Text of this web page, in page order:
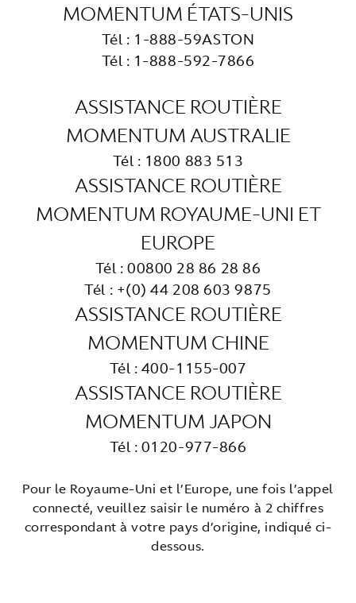
MOMENTUM ÉTATS-UNIS
Tél : 1-888-59ASTON
Tél : 1-888-592-7866
ASSISTANCE ROUTIÈRE
MOMENTUM AUSTRALIE
Tél : 1800 883 513
ASSISTANCE ROUTIÈRE
MOMENTUM ROYAUME-UNI ET
EUROPE
Tél : 00800 28 86 28 86
Tél : +(0) 44 208 603 9875
ASSISTANCE ROUTIÈRE
MOMENTUM CHINE
Tél : 400-1155-007
ASSISTANCE ROUTIÈRE
MOMENTUM JAPON
Tél : 0120-977-866
Pour le Royaume-Uni et l’Europe, une fois l’appel
connecté, veuillez saisir le numéro à 2 chiffres
correspondant à votre pays d’origine, indiqué ci-
dessous.